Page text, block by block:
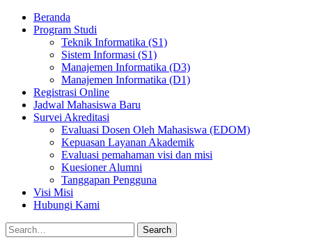
Beranda
Program Studi
Teknik Informatika (S1)
Sistem Informasi (S1)
Manajemen Informatika (D3)
Manajemen Informatika (D1)
Registrasi Online
Jadwal Mahasiswa Baru
Survei Akreditasi
Evaluasi Dosen Oleh Mahasiswa (EDOM)
Kepuasan Layanan Akademik
Evaluasi pemahaman visi dan misi
Kuesioner Alumni
Tanggapan Pengguna
Visi Misi
Hubungi Kami